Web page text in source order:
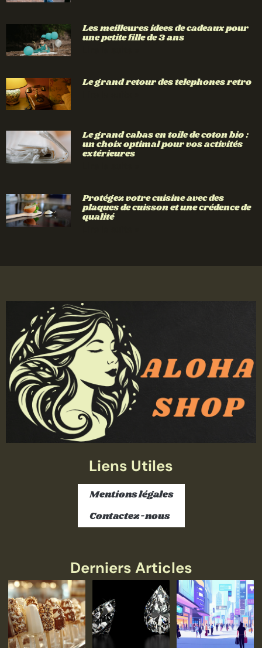
Les meilleures idees de cadeaux pour
une petite fille de 3 ans
Le grand retour des telephones retro
Le grand cabas en toile de coton bio :
un choix optimal pour vos activités
extérieures
Protégez votre cuisine avec des
plaques de cuisson et une crédence de
qualité
Liens Utiles
Mentions légales
Contactez-nous
Derniers Articles
la
suite
Lire
la
suite
»